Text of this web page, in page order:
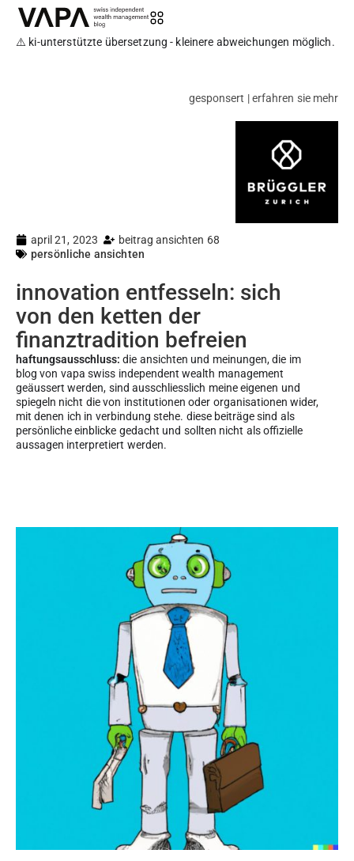
⚠️ ki-unterstützte übersetzung - kleinere abweichungen möglich.
gesponsert | erfahren sie mehr
april 21, 2023
beitrag ansichten 68
persönliche ansichten
innovation entfesseln: sich
von den ketten der
finanztradition befreien
haftungsausschluss: die ansichten und meinungen, die im
blog von vapa swiss independent wealth management
geäussert werden, sind ausschliesslich meine eigenen und
spiegeln nicht die von institutionen oder organisationen wider,
mit denen ich in verbindung stehe. diese beiträge sind als
persönliche einblicke gedacht und sollten nicht als offizielle
aussagen interpretiert werden.